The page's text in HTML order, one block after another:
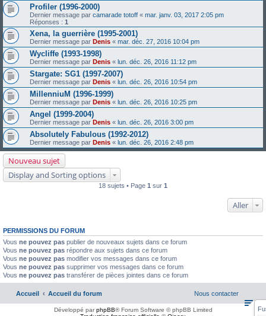
Profiler (1996-2000)
Dernier message par camarade totoff « mar. janv. 03, 2017 2:05 pm
Réponses : 1
Xena, la guerrière (1995-2001)
Dernier message par Denis « mar. déc. 27, 2016 10:04 pm
Wycliffe (1993-1998)
Dernier message par Denis « lun. déc. 26, 2016 11:12 pm
Stargate: SG1 (1997-2007)
Dernier message par Denis « lun. déc. 26, 2016 10:54 pm
MillenniuM (1996-1999)
Dernier message par Denis « lun. déc. 26, 2016 10:25 pm
Angel (1999-2004)
Dernier message par Denis « lun. déc. 26, 2016 3:00 pm
Absolutely Fabulous (1992-2012)
Dernier message par Denis « lun. déc. 26, 2016 2:48 pm
Nouveau sujet
Display and Sorting options
18 sujets • Page 1 sur 1
Aller
PERMISSIONS DU FORUM
Vous ne pouvez pas publier de nouveaux sujets dans ce forum
Vous ne pouvez pas répondre aux sujets dans ce forum
Vous ne pouvez pas modifier vos messages dans ce forum
Vous ne pouvez pas supprimer vos messages dans ce forum
Vous ne pouvez pas transférer de pièces jointes dans ce forum
Accueil Accueil du forum Nous contacter
Développé parphpBB® Forum Software © phpBB Limited